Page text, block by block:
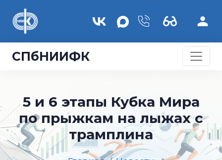
СПбНИИФК
5 и 6 этапы Кубка Мира
по прыжкам на лыжах с
трамплина